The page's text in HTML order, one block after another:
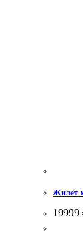
Жилет
19999